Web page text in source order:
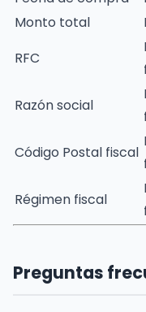
Monto total
RFC
Razón social
Código Postal fiscal
Régimen fiscal
Preguntas